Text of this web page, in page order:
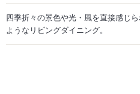
四季折々の景色や光・風を直接感じ
ようなリビングダイニング。